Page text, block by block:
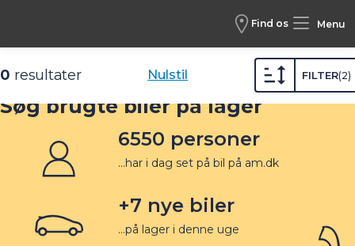
Find os Menu
Biler /Brugte biler
Søg brugte biler på lager
6550 personer
...har i dag set på bil på am.dk
+7 nye biler
...på lager i denne uge
0 resultater Nulstil FILTER 2